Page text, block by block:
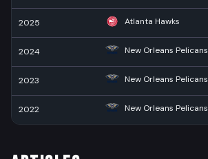
2025 Atlanta Hawks
2024 New Orleans Pelicans
2023 New Orleans Pelicans
2022 New Orleans Pelicans